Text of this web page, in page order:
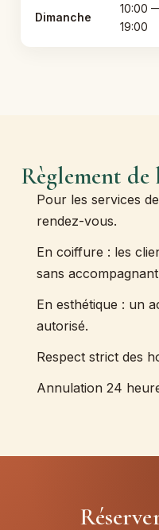
Dimanche
10:00
19:00
Règlement
Pour les services
rendez-vous.
En coiffure : les
sans
En esthétique : un
autorisé.
Respect strict des
Annulation 24